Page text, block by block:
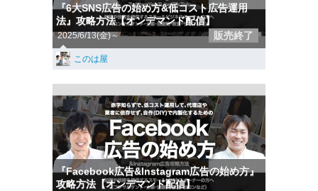
『6大SNS広告の始め方&低コスト広告運用
法』攻略方法【オンデマンド配信】
2025/6/13(金)～ 販売終了
このは屋
『Facebook広告&Instagram広告の始め方』
攻略方法【オンデマンド配信】